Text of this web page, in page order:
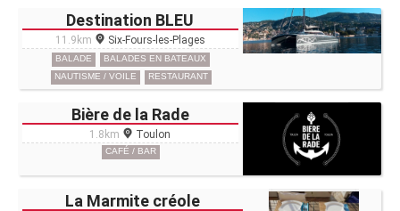
Destination BLEU
11.9km Six-Fours-les-Plages
BALADE
BALADES EN BATEAUX
NAUTISME / VOILE
RESTAURANT
Bière de la Rade
1.8km Toulon
CAFÉ / BAR
La Marmite créole